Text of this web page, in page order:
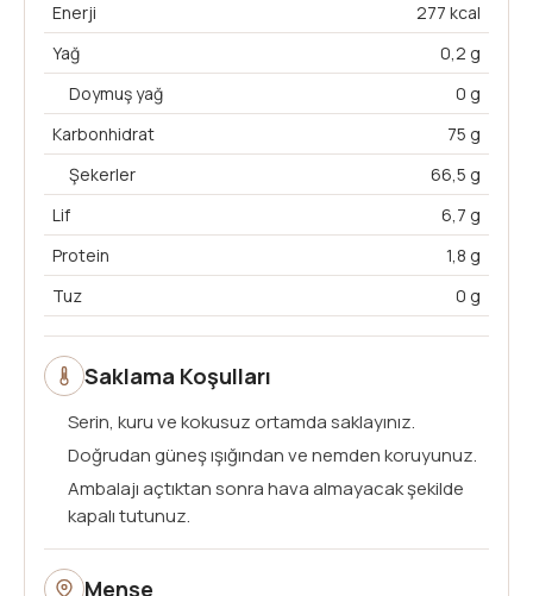
Enerji
277 kcal
Yağ
0,2 g
Doymuş yağ
0 g
Karbonhidrat
75 g
Şekerler
66,5 g
Lif
6,7 g
Protein
1,8 g
Tuz
0 g
Menşe
Saklama Koşulları
Serin, kuru ve kokusuz ortamda saklayınız.
Doğrudan güneş ışığından ve nemden koruyunuz.
Ambalajı açtıktan sonra hava almayacak şekilde
kapalı tutunuz.